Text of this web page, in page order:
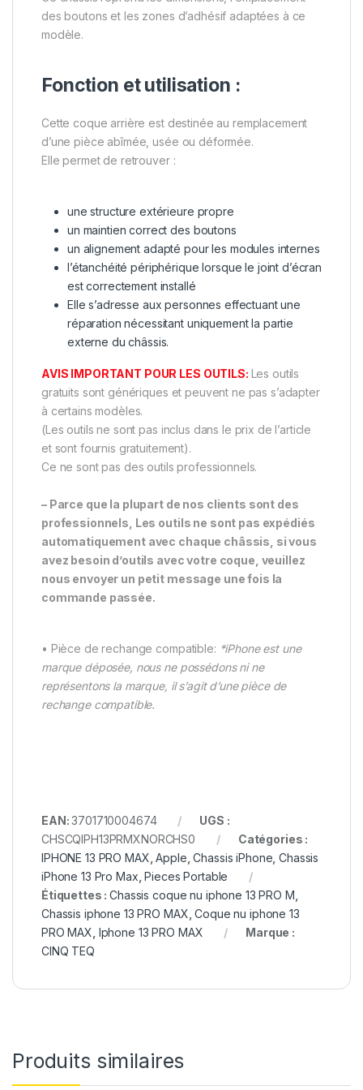
des boutons et les zones d’adhésif adaptées à ce
modèle.
Fonction et utilisation :
Cette coque arrière est destinée au remplacement
d’une pièce abîmée, usée ou déformée.
Elle permet de retrouver :
une structure extérieure propre
un maintien correct des boutons
un alignement adapté pour les modules internes
l’étanchéité périphérique lorsque le joint d’écran
est correctement installé
Elle s’adresse aux personnes effectuant une
réparation nécessitant uniquement la partie
externe du châssis.
AVIS IMPORTANT POUR LES OUTILS: Les outils
gratuits sont génériques et peuvent ne pas s’adapter
à certains modèles.
(Les outils ne sont pas inclus dans le prix de l’article
et sont fournis gratuitement).
Ce ne sont pas des outils professionnels.
– Parce que la plupart de nos clients sont des
professionnels, Les outils ne sont pas expédiés
automatiquement avec chaque châssis, si vous
avez besoin d’outils avec votre coque, veuillez
nous envoyer un petit message une fois la
commande passée.
• Pièce de rechange compatible: *iPhone est une
marque déposée, nous ne possédons ni ne
représentons la marque, il s’agit d’une pièce de
rechange compatible.
EAN:3701710004674
UGS :
CHSCQIPH13PRMXNORCHS0
Catégories :
IPHONE 13 PRO MAX ,Apple ,Chassis iPhone ,Chassis
iPhone 13 Pro Max ,Pieces Portable
Étiquettes :Chassis coque nu iphone 13 PRO M
Chassis iphone 13 PRO MAX ,Coque nu iphone 13
PRO MAX Iphone 13 PRO MAX
Marque :
CINQ TEQ
Produits similaires